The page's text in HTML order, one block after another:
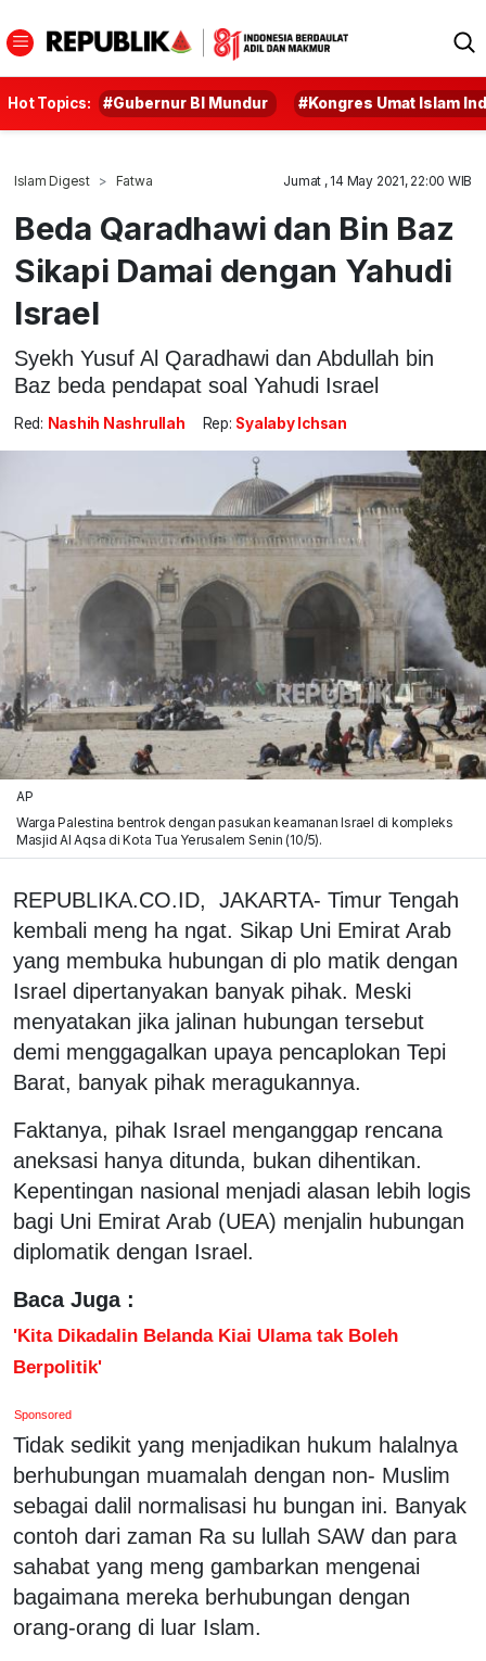
Hot Topics: #Gubernur BI Mundur #Kongres Umat Islam
Islam Digest Fatwa Jumat , 14 May 2021, 22:00 WIB
Beda Qaradhawi dan Bin Baz
Sikapi Damai dengan Yahudi
Israel
Syekh Yusuf Al Qaradhawi dan Abdullah bin
Baz beda pendapat soal Yahudi Israel
Red: Nashih Nashrullah Rep: Syalaby Ichsan
AP
Warga Palestina bentrok dengan pasukan keamanan Israel di kompleks
Masjid Al Aqsa di Kota Tua Yerusalem Senin (10/5).
REPUBLIKA.CO.ID, JAKARTA- Timur Tengah
kembali meng ha ngat. Sikap Uni Emirat Arab
yang membuka hubungan di plo matik dengan
Israel dipertanyakan banyak pihak. Meski
menyatakan jika jalinan hubungan tersebut
demi menggagalkan upaya pencaplokan Tepi
Barat, banyak pihak meragukannya.
Faktanya, pihak Israel menganggap rencana
aneksasi hanya ditunda, bukan dihentikan.
Kepentingan nasional menjadi alasan lebih logis
bagi Uni Emirat Arab (UEA) menjalin hubungan
diplomatik dengan Israel.
Baca Juga :
'Kita Dikadalin Belanda Kiai Ulama tak Boleh
Berpolitik'
Sponsored
Tidak sedikit yang menjadikan hukum halalnya
berhubungan muamalah dengan non- Muslim
sebagai dalil normalisasi hu bungan ini. Banyak
contoh dari zaman Ra su lullah SAW dan para
sahabat yang meng gambarkan mengenai
bagaimana mereka berhubungan dengan
orang-orang di luar Islam.